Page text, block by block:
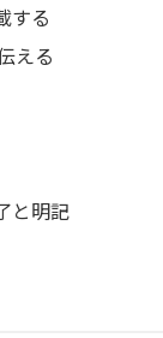
する
える
と明記